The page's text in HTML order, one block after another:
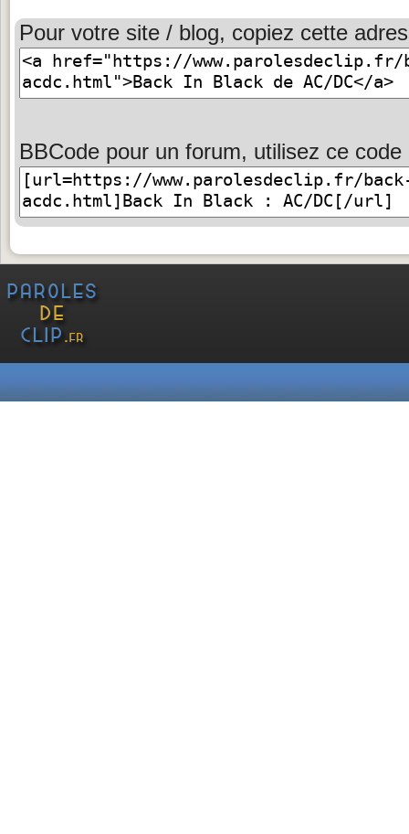
Pour votre site / blog, copiez cette
BBCode pour un forum, utilisez ce code